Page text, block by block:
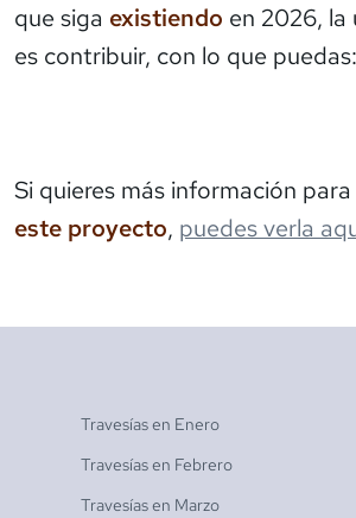
que siga existiendo en 2026, la
es contribuir, con lo que puedas:
Si quieres más información para
este proyecto, puedes verla
Travesías en Enero
Travesías en Febrero
Travesías en Marzo